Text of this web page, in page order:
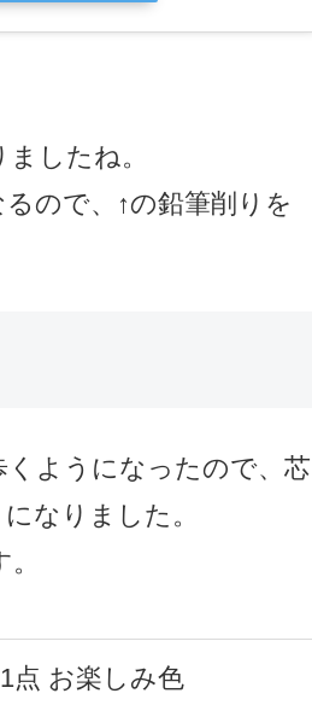
したね。
ので、↑の鉛筆削りを
ようになったので、芯
なりました。
点 お楽しみ色